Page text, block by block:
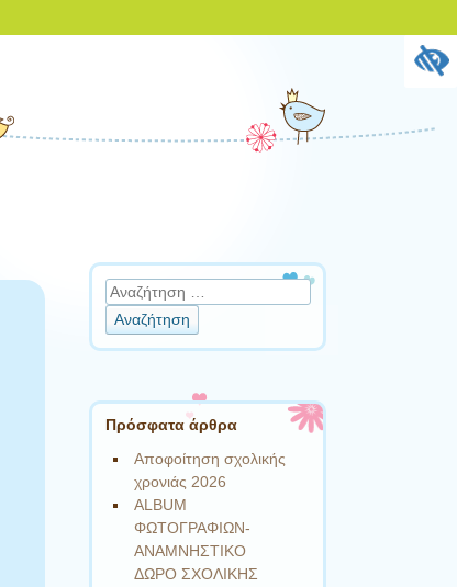
Αναζήτηση
Πρόσφατα άρθρα
Αποφοίτηση σχολικής
χρονιάς 2026
ALBUM
ΦΩΤΟΓΡΑΦΙΩΝ-
ΑΝΑΜΝΗΣΤΙΚΟ
ΔΩΡΟ ΣΧΟΛΙΚΗΣ